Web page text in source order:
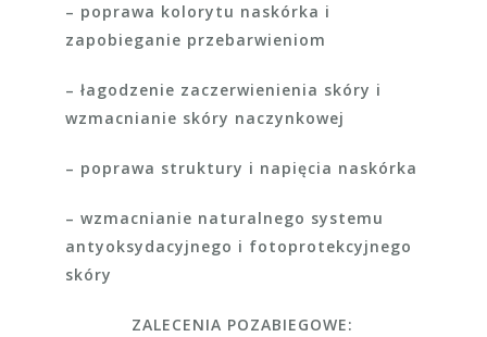
– poprawa kolorytu naskórka i
zapobieganie przebarwieniom
– łagodzenie zaczerwienienia skóry i
wzmacnianie skóry naczynkowej
– poprawa struktury i napięcia naskórka
– wzmacnianie naturalnego systemu
antyoksydacyjnego i fotoprotekcyjnego
skóry
ZALECENIA POZABIEGOWE: